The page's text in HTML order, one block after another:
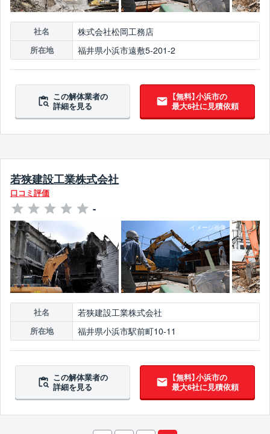
社名 株式会社松岡工務店
所在地 福井県小浜市遠敷5-201-2
この解体業者の
詳細を見る
【無料】小浜市の
最大6社に見積依頼
若狭建設工業株式会社
口コミ評価
-
社名 若狭建設工業株式会社
所在地 福井県小浜市駅前町10-11
この解体業者の
詳細を見る
【無料】小浜市の
最大6社に見積依頼